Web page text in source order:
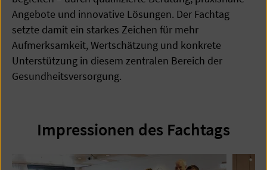
Angebote und innovative Lösungen. Der Fachtag
setzte damit ein starkes Zeichen für mehr
Aufmerksamkeit, Wertschätzung und konkrete
Unterstützung in diesem zentralen Bereich der
Gesundheitsversorgung.
Impressionen des Fachtags